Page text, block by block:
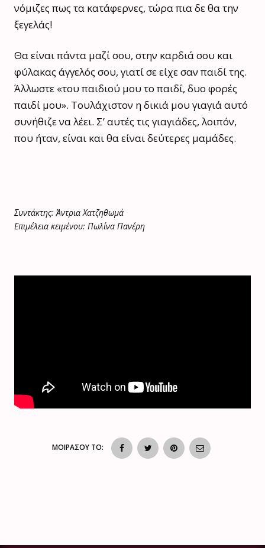
νόμιζες πως τα κατάφερνες, τώρα πια δε θα την
ξεγελάς!
Θα είναι πάντα μαζί σου, στην καρδιά σου και
φύλακας άγγελός σου, γιατί σε είχε σαν παιδί της.
Άλλωστε «του παιδιού μου το παιδί, δυο φορές
παιδί μου». Τουλάχιστον η δικιά μου γιαγιά αυτό
συνήθιζε να λέει. Σ’ αυτές τις γιαγιάδες, λοιπόν,
που ήταν, είναι και θα είναι δεύτερες μαμάδες.
Συντάκτης: Άντρια Χατζηθωμά
Επιμέλεια κειμένου: Πωλίνα Πανέρη
ΜΟΙΡΑΣΟΥ ΤΟ: